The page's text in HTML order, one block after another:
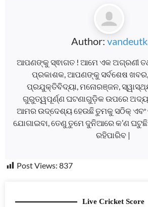
Author:
ଆପଣଙ୍କୁ ସ୍ଵାଗତ ! ଆମେ ଏକ ଅଗ୍ରଣୀ
ପ୍ରକାଶକ, ଆପଣଙ୍କୁ ସର୍ବଶେଷ ଖବର,
ପ୍ରଯୁକ୍ତିବିଦ୍ୟା, ମନୋରଞ୍ଜନ,
ଗୁରୁତ୍ୱପୂର୍ଣ୍ଣ ଘଟଣାଗୁଡ଼ିକ ଉପରେ
ଆମର ଉଦ୍ଦେଶ୍ୟ ହେଉଛି ତୁମକୁ ସଠିକ୍
ଯୋଗାଇବା, ତେଣୁ ତୁମେ ଦୁନିଆରେ କ’ଣ
ରହିପାରିବ |
Post Views: 837
Live Cricket Score